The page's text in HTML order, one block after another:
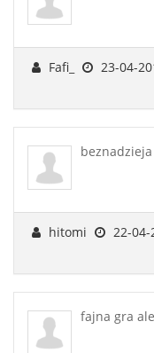
Fafi_
23-04-
hitomi
22-04-
fajna gra